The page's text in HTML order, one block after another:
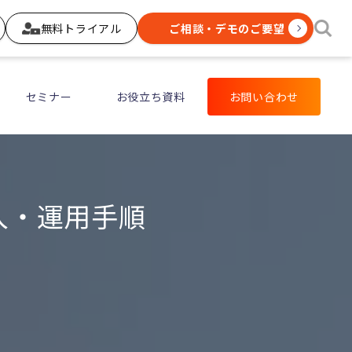
無料トライアル ご相談・デモのご要望
セミナー お役立ち資料 お問い合わせ
運用手順